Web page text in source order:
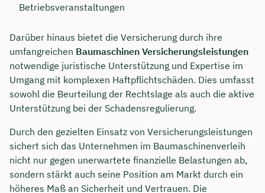
Betriebsveranstaltungen
Darüber hinaus bietet die Versicherung durch ihre
umfangreichen Baumaschinen Versicherungsleistungen
notwendige juristische Unterstützung und Expertise im
Umgang mit komplexen Haftpflichtschäden. Dies umfasst
sowohl die Beurteilung der Rechtslage als auch die aktive
Unterstützung bei der Schadensregulierung.
Durch den gezielten Einsatz von Versicherungsleistungen
sichert sich das Unternehmen im Baumaschinenverleih
nicht nur gegen unerwartete finanzielle Belastungen ab,
sondern stärkt auch seine Position am Markt durch ein
höheres Maß an Sicherheit und Vertrauen. Die